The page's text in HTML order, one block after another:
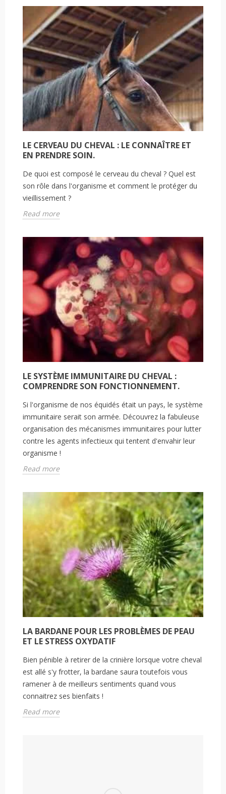
LE CERVEAU DU CHEVAL : LE CONNAÎTRE ET
EN PRENDRE SOIN.
De quoi est composé le cerveau du cheval ? Quel est
son rôle dans l'organisme et comment le protéger du
vieillissement ?
Read more
LE SYSTÈME IMMUNITAIRE DU CHEVAL :
COMPRENDRE SON FONCTIONNEMENT.
Si l'organisme de nos équidés était un pays, le système
immunitaire serait son armée. Découvrez la fabuleuse
organisation des mécanismes immunitaires pour lutter
contre les agents infectieux qui tentent d'envahir leur
organisme !
Read more
LA BARDANE POUR LES PROBLÈMES DE PEAU
ET LE STRESS OXYDATIF
Bien pénible à retirer de la crinière lorsque votre cheval
est allé s'y frotter, la bardane saura toutefois vous
ramener à de meilleurs sentiments quand vous
connaitrez ses bienfaits !
Read more